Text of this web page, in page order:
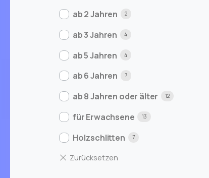
ab 2 Jahren 2
ab 3 Jahren 4
ab 5 Jahren 4
ab 6 Jahren 7
ab 8 Jahren oder älter 12
für Erwachsene 13
Holzschlitten 7